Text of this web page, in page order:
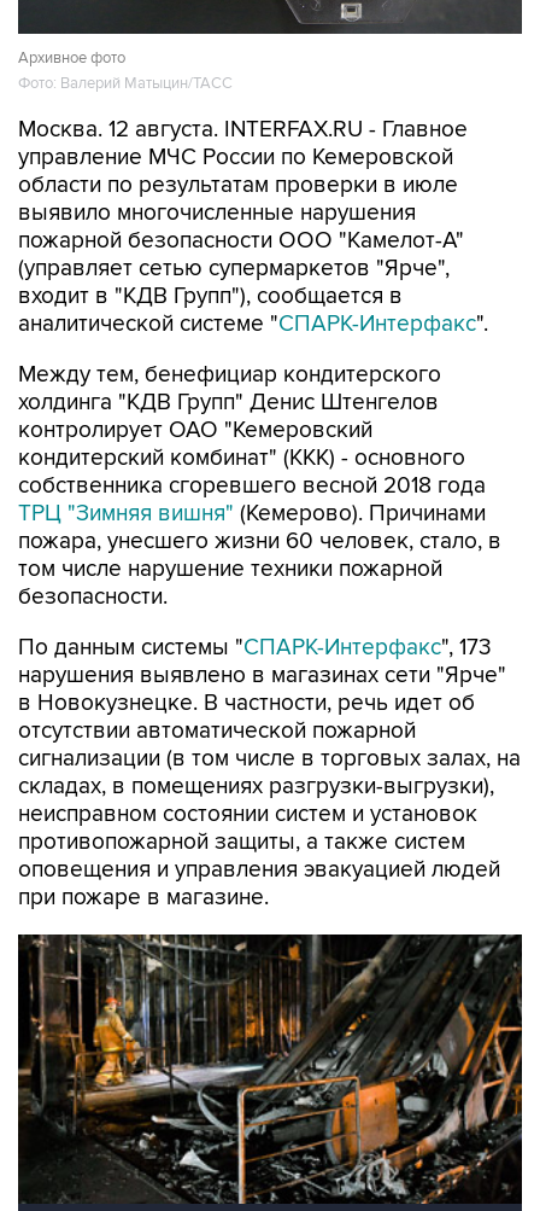
Архивное фото
Фото: Валерий Матыцин/ТАСС
Москва. 12 августа. INTERFAX.RU - Главное
управление МЧС России по Кемеровской
области по результатам проверки в июле
выявило многочисленные нарушения
пожарной безопасности ООО "Камелот-А"
(управляет сетью супермаркетов "Ярче",
входит в "КДВ Групп"), сообщается в
аналитической системе "СПАРК-Интерфакс".
Между тем, бенефициар кондитерского
холдинга "КДВ Групп" Денис Штенгелов
контролирует ОАО "Кемеровский
кондитерский комбинат" (ККК) - основного
собственника сгоревшего весной 2018 года
ТРЦ "Зимняя вишня" (Кемерово). Причинами
пожара, унесшего жизни 60 человек, стало, в
том числе нарушение техники пожарной
безопасности.
По данным системы "СПАРК-Интерфакс", 173
нарушения выявлено в магазинах сети "Ярче"
в Новокузнецке. В частности, речь идет об
отсутствии автоматической пожарной
сигнализации (в том числе в торговых залах, на
складах, в помещениях разгрузки-выгрузки),
неисправном состоянии систем и установок
противопожарной защиты, а также систем
оповещения и управления эвакуацией людей
при пожаре в магазине.